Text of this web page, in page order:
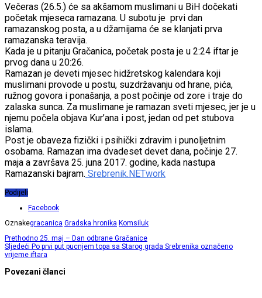
Večeras (26.5.) će sa akšamom muslimani u BiH dočekati
početak mjeseca ramazana. U subotu je prvi dan
ramazanskog posta, a u džamijama će se klanjati prva
ramazanska teravija.
Kada je u pitanju Gračanica, početak posta je u 2:24 iftar je
prvog dana u 20:26.
Ramazan je deveti mjesec hidžretskog kalendara koji
muslimani provode u postu, suzdržavanju od hrane, pića,
ružnog govora i ponašanja, a post počinje od zore i traje do
zalaska sunca. Za muslimane je ramazan sveti mjesec, jer je u
njemu počela objava Kur’ana i post, jedan od pet stubova
islama.
Post je obaveza fizički i psihički zdravim i punoljetnim
osobama. Ramazan ima dvadeset devet dana, počinje 27.
maja a završava 25. juna 2017. godine, kada nastupa
Ramazanski bajram. Srebrenik.NETwork
Podijeli
Facebook
Oznakegracanica Gradska hronika Komsiluk
Prethodno 25. maj – Dan odbrane Gračanice
Sljedeći Po prvi put pucnjem topa sa Starog grada Srebrenika označeno
vrijeme iftara
Povezani članci